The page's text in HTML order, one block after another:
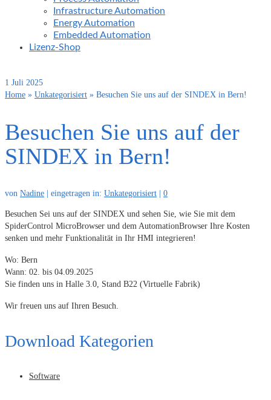
Infrastructure Automation
Energy Automation
Embedded Automation
Lizenz-Shop
1 Juli 2025
Home » Unkategorisiert » Besuchen Sie uns auf der SINDEX in Bern!
Besuchen Sie uns auf der
SINDEX in Bern!
von Nadine | eingetragen in: Unkategorisiert | 0
Besuchen Sei uns auf der SINDEX und sehen Sie, wie Sie mit dem
SpiderControl MicroBrowser und dem AutomationBrowser Ihre Kosten
senken und mehr Funktionalität in Ihr HMI integrieren!
Wo: Bern
Wann: 02. bis 04.09.2025
Sie finden uns in Halle 3.0, Stand B22 (Virtuelle Fabrik)
Wir freuen uns auf Ihren Besuch.
Download Kategorien
Software